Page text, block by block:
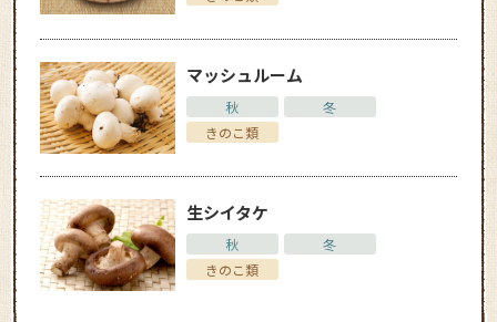
マッシュルーム
秋
冬
きのこ類
生シイタケ
秋
冬
きのこ類